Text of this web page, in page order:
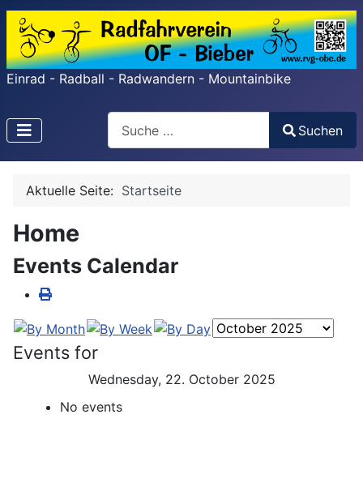
Einrad - Radball - Radwandern - Mountainbike
Search
Type 2 or more characters for results.
Suchen
Aktuelle Seite: Startseite
Home
Events Calendar
Events for
Wednesday, 22. October 2025
No events